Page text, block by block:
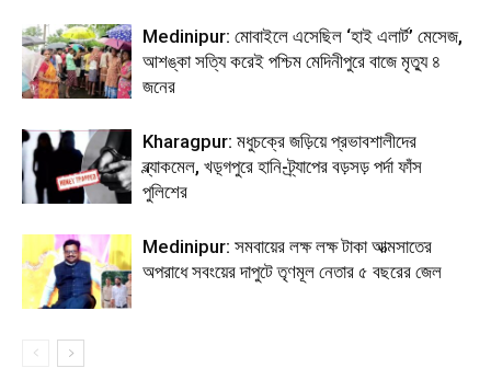
Medinipur: মোবাইলে এসেছিল ‘হাই এলার্ট’ মেসেজ,
আশঙ্কা সত্যি করেই পশ্চিম মেদিনীপুরে বাজে মৃত্যু ৪
জনের
Kharagpur: মধুচক্রে জড়িয়ে প্রভাবশালীদের
ব্ল্যাকমেল, খড়্গপুরে হানি-ট্র্যাপের বড়সড় পর্দা ফাঁস
পুলিশের
Medinipur: সমবায়ের লক্ষ লক্ষ টাকা আত্মসাতের
অপরাধে সবংয়ের দাপুটে তৃণমূল নেতার ৫ বছরের জেল